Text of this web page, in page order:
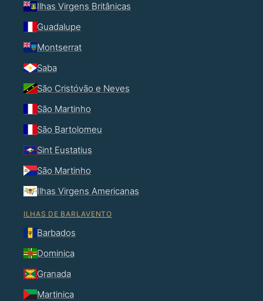
Ilhas Virgens Britânicas
Guadalupe
Montserrat
Saba
São Cristóvão e Neves
São Martinho
São Bartolomeu
Sint Eustatius
São Martinho
Ilhas Virgens Americanas
ILHAS DE BARLAVENTO
Barbados
Dominica
Granada
Martinica